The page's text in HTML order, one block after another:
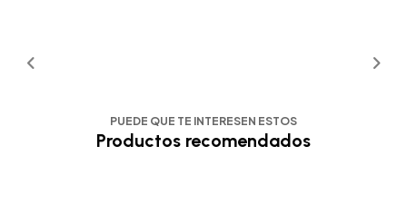
PUEDE QUE TE INTERESEN ESTOS
Productos recomendados